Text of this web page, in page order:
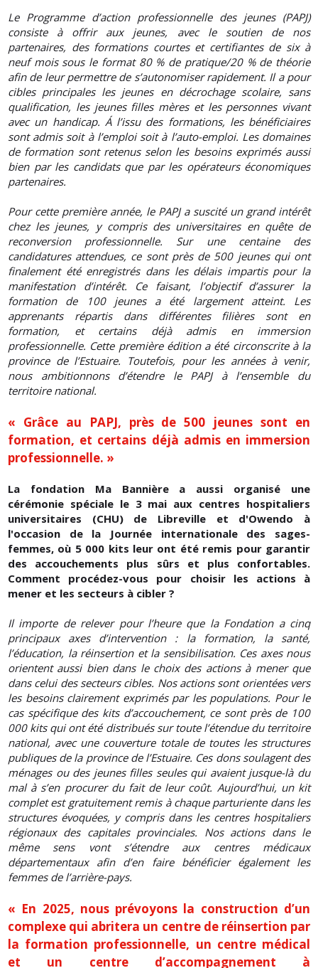
Le Programme d’action professionnelle des jeunes (PAPJ)
consiste à offrir aux jeunes, avec le soutien de nos
partenaires, des formations courtes et certifiantes de six à
neuf mois sous le format 80 % de pratique/20 % de théorie
afin de leur permettre de s’autonomiser rapidement. Il a pour
cibles principales les jeunes en décrochage scolaire, sans
qualification, les jeunes filles mères et les personnes vivant
avec un handicap. Á l’issu des formations, les bénéficiaires
sont admis soit à l’emploi soit à l’auto-emploi. Les domaines
de formation sont retenus selon les besoins exprimés aussi
bien par les candidats que par les opérateurs économiques
partenaires.
Pour cette première année, le PAPJ a suscité un grand intérêt
chez les jeunes, y compris des universitaires en quête de
reconversion professionnelle. Sur une centaine des
candidatures attendues, ce sont près de 500 jeunes qui ont
finalement été enregistrés dans les délais impartis pour la
manifestation d’intérêt. Ce faisant, l’objectif d’assurer la
formation de 100 jeunes a été largement atteint. Les
apprenants répartis dans différentes filières sont en
formation, et certains déjà admis en immersion
professionnelle. Cette première édition a été circonscrite à la
province de l’Estuaire. Toutefois, pour les années à venir,
nous ambitionnons d’étendre le PAPJ à l’ensemble du
territoire national.
« Grâce au PAPJ, près de 500 jeunes sont en
formation, et certains déjà admis en immersion
professionnelle. »
La fondation Ma Bannière a aussi organisé une
cérémonie spéciale le 3 mai aux centres hospitaliers
universitaires (CHU) de Libreville et d'Owendo à
l'occasion de la Journée internationale des sages-
femmes, où 5 000 kits leur ont été remis pour garantir
des accouchements plus sûrs et plus confortables.
Comment procédez-vous pour choisir les actions à
mener et les secteurs à cibler ?
Il importe de relever pour l’heure que la Fondation a cinq
principaux axes d’intervention : la formation, la santé,
l’éducation, la réinsertion et la sensibilisation. Ces axes nous
orientent aussi bien dans le choix des actions à mener que
dans celui des secteurs cibles. Nos actions sont orientées vers
les besoins clairement exprimés par les populations. Pour le
cas spécifique des kits d’accouchement, ce sont près de 100
000 kits qui ont été distribués sur toute l’étendue du territoire
national, avec une couverture totale de toutes les structures
publiques de la province de l’Estuaire. Ces dons soulagent des
ménages ou des jeunes filles seules qui avaient jusque-là du
mal à s’en procurer du fait de leur coût. Aujourd’hui, un kit
complet est gratuitement remis à chaque parturiente dans les
structures évoquées, y compris dans les centres hospitaliers
régionaux des capitales provinciales. Nos actions dans le
même sens vont s’étendre aux centres médicaux
départementaux afin d’en faire bénéficier également les
femmes de l’arrière-pays.
« En 2025, nous prévoyons la construction d’un
complexe qui abritera un centre de réinsertion par
la formation professionnelle, un centre médical
et un centre d’accompagnement à